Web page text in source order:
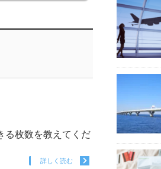
る枚数を教えてくだ
詳しく読む